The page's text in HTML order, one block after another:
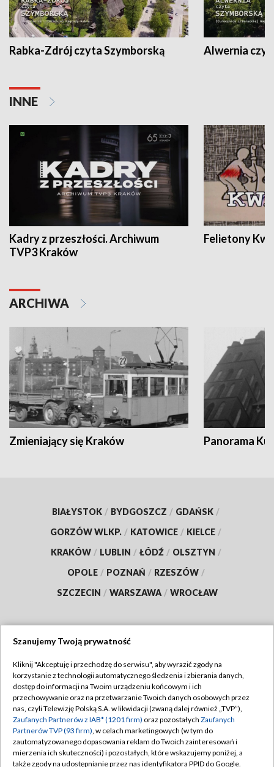
Rabka-Zdrój czyta Szymborską Alwernia
INNE
Kadry z przeszłości. Archiwum
TVP3 Kraków
Felietony
ARCHIWA
Zmieniający się Kraków Panorama
BIAŁYSTOK / BYDGOSZCZ / GDAŃSK /
GORZÓW WLKP. / KATOWICE / KIELCE /
KRAKÓW / LUBLIN / ŁÓDŹ / OLSZTYN /
OPOLE / POZNAŃ / RZESZÓW /
SZCZECIN / WARSZAWA / WROCŁAW
TVP
Abonament TVP
Emisja w TVP
Centrum informacji TVP
Naziemna Telewizja Cyfrowa
Regulamin TVP
Polityka prywatności
Moje zgody
Pomoc
Szanujemy Twoją prywatność
Kliknij "Akceptuję i przechodzę do serwisu", aby wyrazić zgody na
korzystanie z technologii automatycznego śledzenia i zbierania danych,
dostęp do informacji na Twoim urządzeniu końcowym i ich
przechowywanie oraz na przetwarzanie Twoich danych osobowych przez
nas, czyli Telewizję Polską S.A. w likwidacji (zwaną dalej również „TVP”),
Zaufanych Partnerów z IAB* (1201 firm) oraz pozostałych Zaufanych
Partnerów TVP (93 firm), w celach marketingowych (w tym do
zautomatyzowanego dopasowania reklam do Twoich zainteresowań i
mierzenia ich skuteczności) i pozostałych, które wskazujemy poniżej, a
także zgody na udostępnianie przez nas identyfikatora PPID do Google.